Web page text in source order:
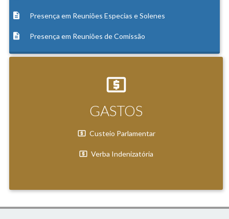
Presença em Reuniões Especias e Solenes
Presença em Reuniões de Comissão
GASTOS
Custeio Parlamentar
Verba Indenizatória